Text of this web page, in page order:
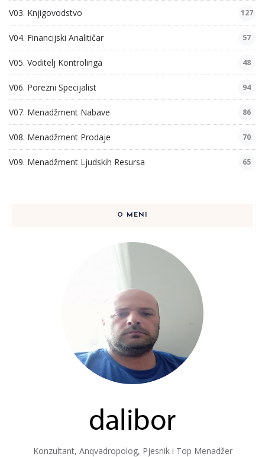
V03. Knjigovodstvo 127
V04. Financijski Analitičar 57
V05. Voditelj Kontrolinga 48
V06. Porezni Specijalist 94
V07. Menadžment Nabave 86
V08. Menadžment Prodaje 70
V09. Menadžment Ljudskih Resursa 65
O MENI
Konzultant, Anqvadropolog, Pjesnik i Top Menadžer